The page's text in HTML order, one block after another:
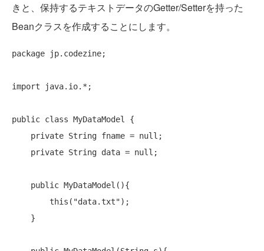
きと、保持するテキストデータのGetter/Setterを持った
Beanクラスを作成することにします。
package jp.codezine;
import java.io.*;
public class MyDataModel {
private String fname = null ;
private String data = null ;
public MyDataModel(){
this ( "data.txt");